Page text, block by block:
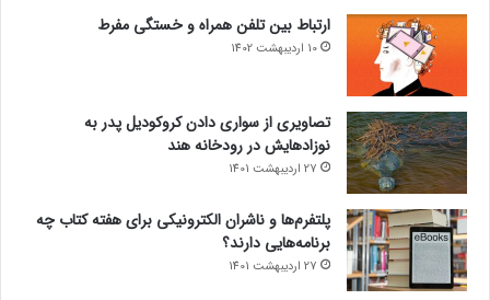
ارتباط بین تلفن همراه و خستگی مفرط
10 اردیبهشت 1402
تصاویری از سواری دادن کروکودیل پدر به
نوزادهایش در رودخانه هند
27 اردیبهشت 1401
پلتفرم‌ها و ناشران الکترونیکی برای هفته کتاب چه
برنامه‌هایی دارند؟
27 اردیبهشت 1401